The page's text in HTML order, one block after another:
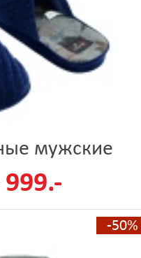
мужские
999.-
-50%